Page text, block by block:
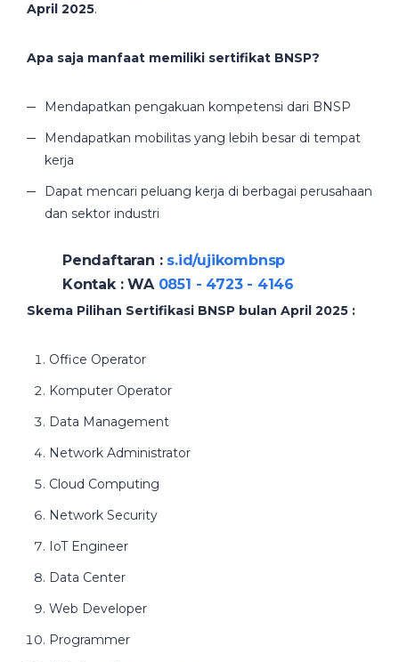
April 2025.
Apa saja manfaat memiliki sertifikat BNSP?
Mendapatkan pengakuan kompetensi dari BNSP
Mendapatkan mobilitas yang lebih besar di tempat
kerja
Dapat mencari peluang kerja di berbagai perusahaan
dan sektor industri
Pendaftaran : s.id/ujikombnsp
Kontak : WA 0851 - 4723 - 4146
Skema Pilihan Sertifikasi BNSP bulan April 2025 :
Office Operator
Komputer Operator
Data Management
Network Administrator
Cloud Computing
Network Security
IoT Engineer
Data Center
Web Developer
Programmer